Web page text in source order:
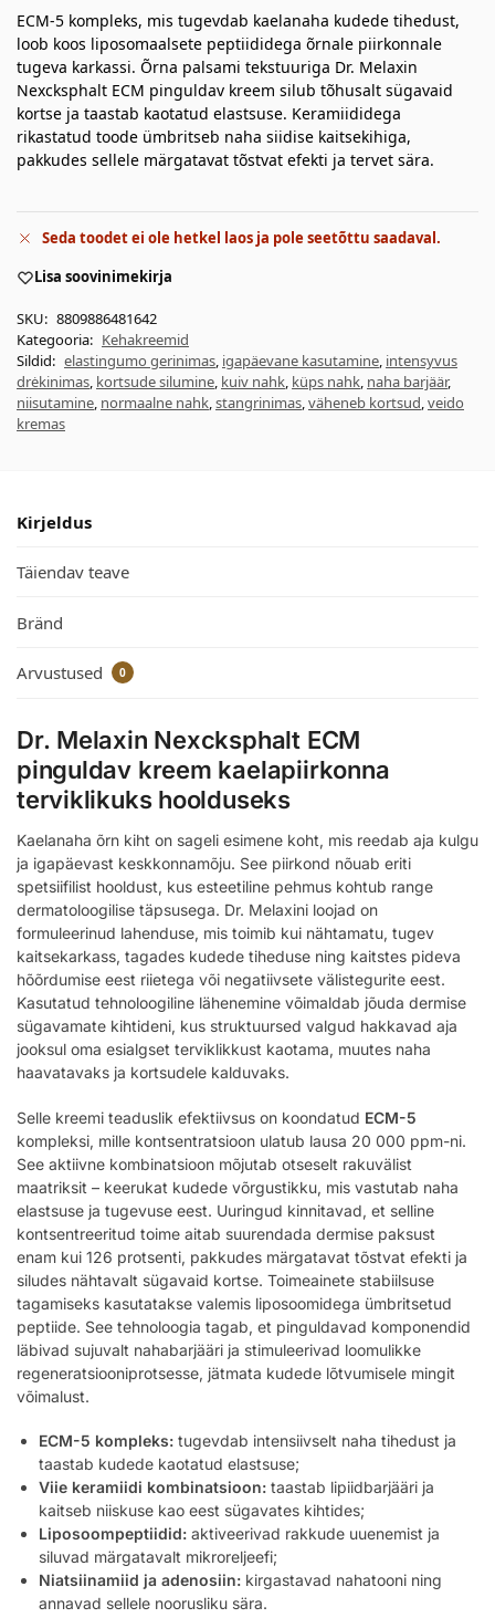
ECM-5 kompleks, mis tugevdab kaelanaha kudede tihedust,
loob koos liposomaalsete peptiididega õrnale piirkonnale
tugeva karkassi. Õrna palsami tekstuuriga Dr. Melaxin
Nexcksphalt ECM pinguldav kreem silub tõhusalt sügavaid
kortse ja taastab kaotatud elastsuse. Keramiididega
rikastatud toode ümbritseb naha siidise kaitsekihiga,
pakkudes sellele märgatavat tõstvat efekti ja tervet sära.
Seda toodet ei ole hetkel laos ja pole seetõttu saadaval.
Lisa soovinimekirja
SKU: 8809886481642
Kategooria: Kehakreemid
Sildid: elastingumo gerinimas, igapäevane kasutamine, intensyvus
drėkinimas, kortsude silumine, kuiv nahk, küps nahk, naha barjäär,
niisutamine, normaalne nahk,stangrinimas,väheneb kortsud,veido
kremas
Kirjeldus
Täiendav teave
Bränd
Arvustused 0
Dr. Melaxin Nexcksphalt ECM
pinguldav kreem kaelapiirkonna
terviklikuks hoolduseks
Kaelanaha õrn kiht on sageli esimene koht, mis reedab aja kulgu
ja igapäevast keskkonnamõju. See piirkond nõuab eriti
spetsiifilist hooldust, kus esteetiline pehmus kohtub range
dermatoloogilise täpsusega. Dr. Melaxini loojad on
formuleerinud lahenduse, mis toimib kui nähtamatu, tugev
kaitsekarkass, tagades kudede tiheduse ning kaitstes pideva
hõõrdumise eest riietega või negatiivsete välistegurite eest.
Kasutatud tehnoloogiline lähenemine võimaldab jõuda dermise
sügavamate kihtideni, kus struktuursed valgud hakkavad aja
jooksul oma esialgset terviklikkust kaotama, muutes naha
haavatavaks ja kortsudele kalduvaks.
Selle kreemi teaduslik efektiivsus on koondatud ECM-5
kompleksi, mille kontsentratsioon ulatub lausa 20 000 ppm-ni.
See aktiivne kombinatsioon mõjutab otseselt rakuvälist
maatriksit – keerukat kudede võrgustikku, mis vastutab naha
elastsuse ja tugevuse eest. Uuringud kinnitavad, et selline
kontsentreeritud toime aitab suurendada dermise paksust
enam kui 126 protsenti, pakkudes märgatavat tõstvat efekti ja
siludes nähtavalt sügavaid kortse. Toimeainete stabiilsuse
tagamiseks kasutatakse valemis liposoomidega ümbritsetud
peptiide. See tehnoloogia tagab, et pinguldavad komponendid
läbivad sujuvalt nahabarjääri ja stimuleerivad loomulikke
regeneratsiooniprotsesse, jätmata kudede lõtvumisele mingit
võimalust.
ECM-5 kompleks: tugevdab intensiivselt naha tihedust ja
taastab kudede kaotatud elastsuse;
Viie keramiidi kombinatsioon: taastab lipiidbarjääri ja
kaitseb niiskuse kao eest sügavates kihtides;
Liposoompeptiidid: aktiveerivad rakkude uuenemist ja
siluvad märgatavalt mikroreljeefi;
Niatsiinamiid ja adenosiin: kirgastavad nahatooni ning
annavad sellele noorusliku sära.